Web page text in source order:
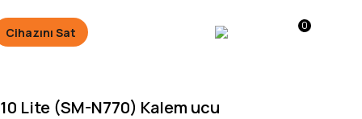
Cihazını Sat 0
Lite (SM-N770) Kalem ucu